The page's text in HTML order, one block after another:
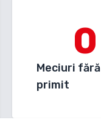
0
Meciuri
primit